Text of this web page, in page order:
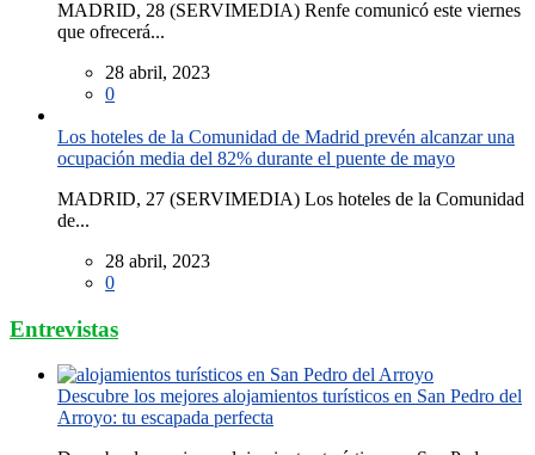
MADRID, 28 (SERVIMEDIA) Renfe comunicó este viernes
que ofrecerá...
28 abril, 2023
0
Los hoteles de la Comunidad de Madrid prevén alcanzar una
ocupación media del 82% durante el puente de mayo
MADRID, 27 (SERVIMEDIA) Los hoteles de la Comunidad
de...
28 abril, 2023
0
Entrevistas
Descubre los mejores alojamientos turísticos en San Pedro del
Arroyo: tu escapada perfecta